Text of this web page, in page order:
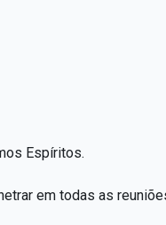
Espíritos.
em todas as